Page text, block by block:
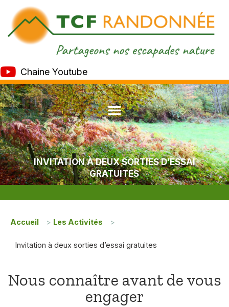
Chaine Youtube
INVITATION À DEUX SORTIES D’ESSAI
GRATUITES
Accueil > Les Activités >
Invitation à deux sorties d’essai gratuites
Nous connaître avant de vous
engager